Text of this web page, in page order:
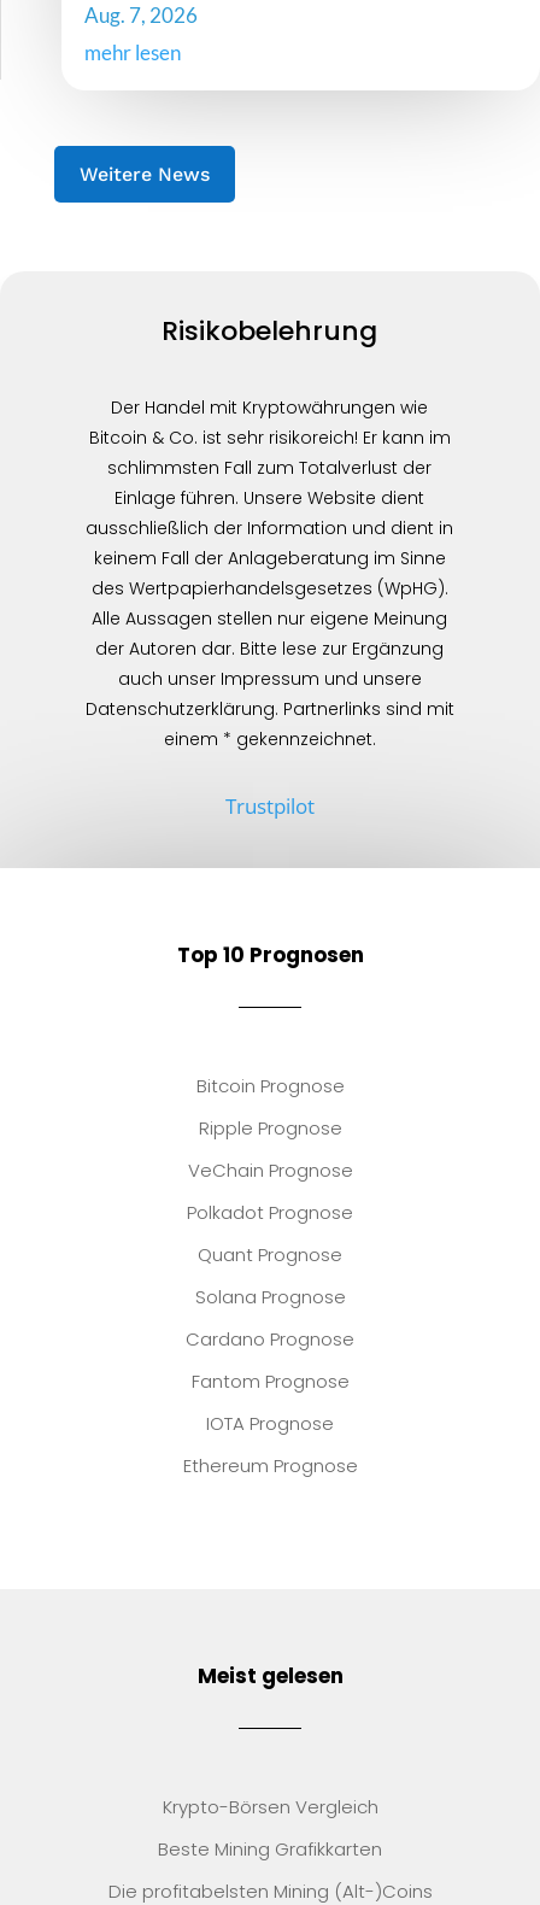
Aug. 7, 2026
mehr lesen
Weitere News
Risikobelehrung
Der Handel mit Kryptowährungen wie
Bitcoin & Co. ist sehr risikoreich! Er kann im
schlimmsten Fall zum Totalverlust der
Einlage führen. Unsere Website dient
ausschließlich der Information und dient in
keinem Fall der Anlageberatung im Sinne
des Wertpapierhandelsgesetzes (WpHG).
Alle Aussagen stellen nur eigene Meinung
der Autoren dar. Bitte lese zur Ergänzung
auch unser Impressum und unsere
Datenschutzerklärung. Partnerlinks sind mit
einem * gekennzeichnet.
Trustpilot
Top 10 Prognosen
Bitcoin Prognose
Ripple Prognose
VeChain Prognose
Polkadot Prognose
Quant Prognose
Solana Prognose
Cardano Prognose
Fantom Prognose
IOTA Prognose
Ethereum Prognose
Meist gelesen
Krypto-Börsen Vergleich
Beste Mining Grafikkarten
Die profitabelsten Mining (Alt-)Coins